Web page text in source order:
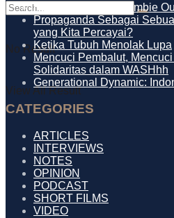
No Result
View All Result
How to Survive a Zombie
Propaganda Sebagai
yang Kita Percayai?
Ketika Tubuh Menolak Lupa
Mencuci Pembalut,
Solidaritas dalam WASHhh
Generational Dynamic:
CATEGORIES
ARTICLES
INTERVIEWS
NOTES
OPINION
PODCAST
SHORT FILMS
VIDEO